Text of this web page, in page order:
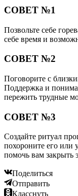
СОВЕТ №1
Позвольте себе
себе время и
СОВЕТ №2
Поговорите с
Поддержка и
пережить трудные
СОВЕТ №3
Создайте ритуал
похороните его или
помочь вам закрыть
Поделиться
Отправить
Класснуть